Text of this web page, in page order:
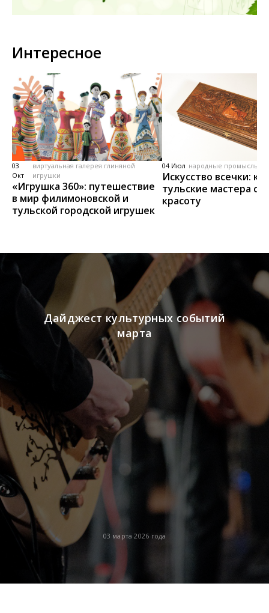
Интересное
03
Окт
виртуальная галерея глиняной
игрушки
«Игрушка 360»: путешествие
в мир филимоновской и
тульской городской игрушек
04 Июл народные промыслы,
Искусство всечки: как
тульские мастера
красоту
03 марта 2026 года
Дайджест культурных событий
марта